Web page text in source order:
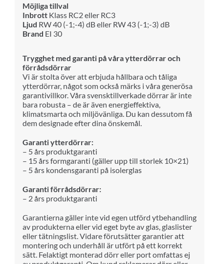
Möjliga tillval
InbrottKlass RC2 eller RC3
Ljud RW 40 (-1;-4) dB eller RW 43 (-1;-3) dB
Brand EI 30
Trygghet med garanti på våra ytterdörrar och
förrådsdörrar
Vi är stolta över att erbjuda hållbara och tåliga
ytterdörrar, något som också märks i våra generösa
garantivillkor. Våra svensktillverkade dörrar är inte
bara robusta – de är även energieffektiva,
klimatsmarta och miljövänliga. Du kan dessutom få
dem designade efter dina önskemål.
Garanti ytterdörrar:
– 5 års produktgaranti
– 15 års formgaranti (gäller upp till storlek 10×21)
– 5 års kondensgaranti på isolerglas
Garanti förrådsdörrar:
– 2 års produktgaranti
Garantierna gäller inte vid egen utförd ytbehandling
av produkterna eller vid eget byte av glas, glaslister
eller tätningslist. Vidare förutsätter garantier att
montering och underhåll är utfört på ett korrekt
sätt. Felaktigt monterad dörr eller port omfattas ej